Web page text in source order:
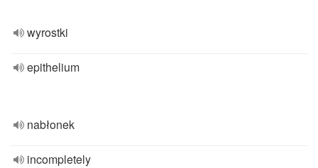
wyrostki
epithelium
nabłonek
incompletely